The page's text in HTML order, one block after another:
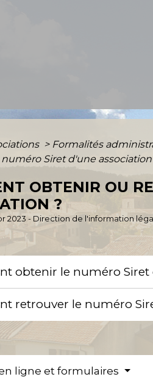
> Formalités
Siret d'une association
OBTENIR OU
?
2023 - Direction de l'information
obtenir le numéro Siret
retrouver le numéro
ligne et formulaires